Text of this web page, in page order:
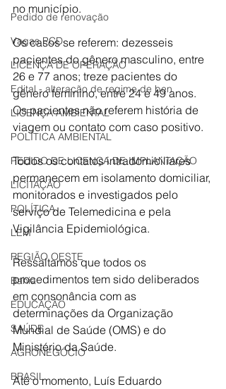
Pedido de renovação
Vagas PCD
LICENÇA DE OPERAÇÃO
Edital - alteração de regime de ben
LICENÇA AMBIENTAL
POLÍTICA AMBIENTAL
PEDIDO DE LICENÇA DE IMPLANTAÇÃO
LICITAÇÃO
POLÍTICA
LEM
REGIÃO OESTE
Bahia
EDUCAÇÃO
SAÚDE
AGRONEGÓCIO
BRASIL
no município.
Os casos se referem: dezesseis
pacientes do gênero masculino, entre
26 e 77 anos; treze pacientes do
gênero feminino, entre 24 e 49 anos.
Os pacientes não referem história de
viagem ou contato com caso positivo.
Todos os contatos intradomiciliares
permanecem em isolamento domiciliar,
monitorados e investigados pelo
serviço de Telemedicina e pela
Vigilância Epidemiológica.
Ressaltamos que todos os
procedimentos tem sido deliberados
em consonância com as
determinações da Organização
Mundial de Saúde (OMS) e do
Ministério da Saúde.
Até o momento, Luís Eduardo